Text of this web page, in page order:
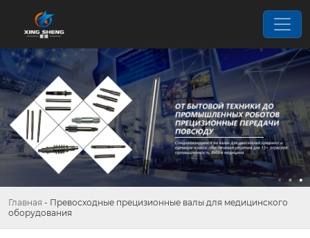
Главная - Превосходные прецизионные валы для медицинского
оборудования